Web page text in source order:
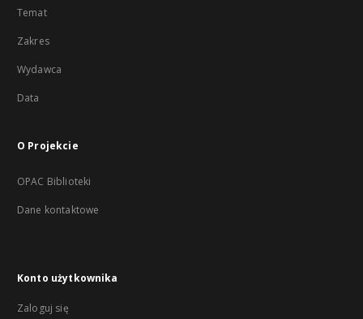
Temat
Zakres
Wydawca
Data
O Projekcie
OPAC Biblioteki
Dane kontaktowe
Konto użytkownika
Zaloguj się